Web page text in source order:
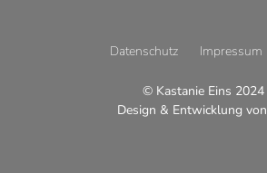
Datenschutz Impressum
© Kastanie Eins 2024
Design & Entwicklung von